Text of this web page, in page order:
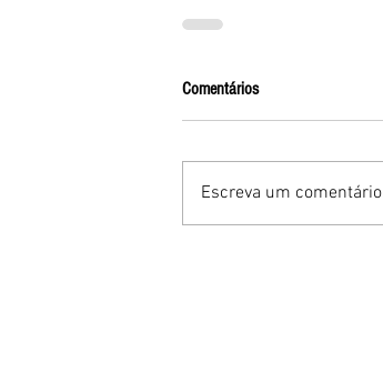
Comentários
Escreva um comentário